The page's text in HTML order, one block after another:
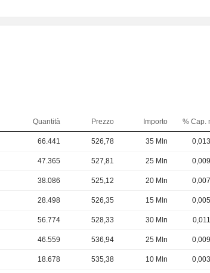
Quantità Prezzo Importo % Cap.
66.441 526,78 35 Mln
47.365 527,81 25 Mln
38.086 525,12 20 Mln
28.498 526,35 15 Mln
56.774 528,33 30 Mln
46.559 536,94 25 Mln
18.678 535,38 10 Mln